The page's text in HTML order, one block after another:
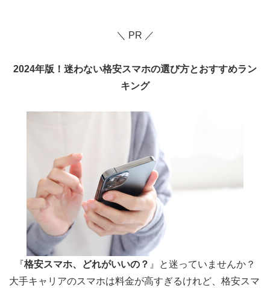
＼ PR ／
2024年版！迷わない格安スマホの選び方とおすすめラン
キング
『格安スマホ、どれがいいの？ 』と迷っていませんか？
大手キャリアのスマホは料金が高すぎるけれど、格安スマ